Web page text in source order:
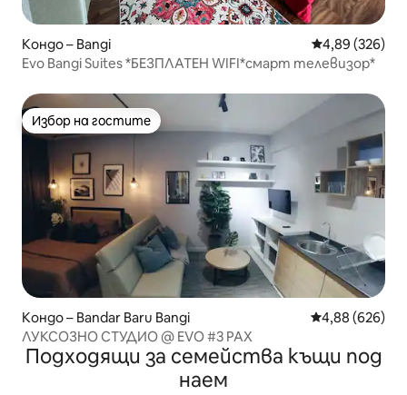
Кондо – Bangi Средна
4,89 (326)
Evo Bangi Suites *БЕЗПЛАТЕН WIFI*смарт телевизор*
Избор на гостите
Избор на гостите
Кондо – Bandar Baru Bangi Средна
4,88 (626)
ЛУКСОЗНО СТУДИО @ EVO #3 PAX
Подходящи за семейства къщи под
наем